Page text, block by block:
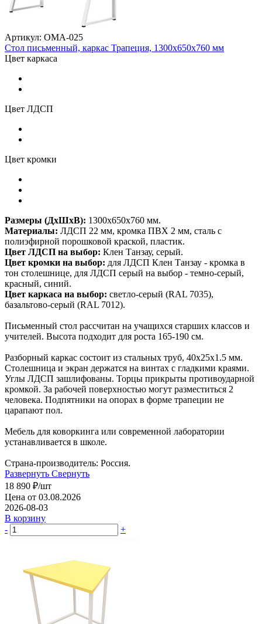
Артикул: ОМА-025
Стол письменный, каркас Трапеция, 1300х650х760 мм
Цвет каркаса
Цвет ЛДСП
Цвет кромки
Размеры (ДхШхВ): 1300х650х760 мм.
Материалы: ЛДСП 22 мм, кромка ПВХ 2 мм, сталь с
полиэфирной порошковой краской, пластик.
Цвет ЛДСП на выбор: Клен Танзау, серый.
Цвет кромки на выбор: для ЛДСП Клен Танзау - кромка в
тон столешнице, для ЛДСП серый на выбор - темно-серый,
красный, синий.
Цвет каркаса на выбор: светло-серый (RAL 7035),
базальтово-серый (RAL 7012).
Письменный стол рассчитан на учащихся старших классов и
учителей. Высота подходит для роста 165-190 см.
Разборный каркас состоит из стальных труб, 40х25х1.5 мм.
Столешница и экран держатся на винтах с гладкими краями.
Углы ЛДСП зашлифованы. Торцы прикрыты противоударной
кромкой. За рабочей поверхностью могут разместиться 2
человека. Подпятники на опорах в форме трапеции не
царапают пол.
Мебель для коворкинга или современной лаборатории
устанавливается в школе.
Страна-производитель: Россия.
Развернуть Свернуть
18 890 ₽/шт
Цена от 03.08.2026
2026-08-03
В корзину
-
+